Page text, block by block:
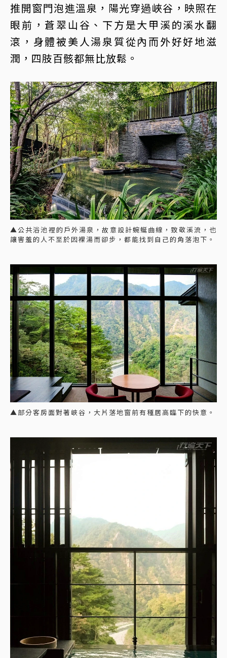
推開窗門泡進溫泉，陽光穿過峽谷，映照在
眼前，蒼翠山谷、下方是大甲溪的溪水翻
滾，身體被美人湯泉質從內而外好好地滋
潤，四肢百骸都無比放鬆。
▲公共浴池裡的戶外湯泉，故意設計蜿蜒曲線，致敬溪流，也
讓害羞的人不至於因裸湯而卻步，都能找到自己的角落泡下。
▲部分客房面對著峽谷，大片落地窗前有種居高臨下的快意。